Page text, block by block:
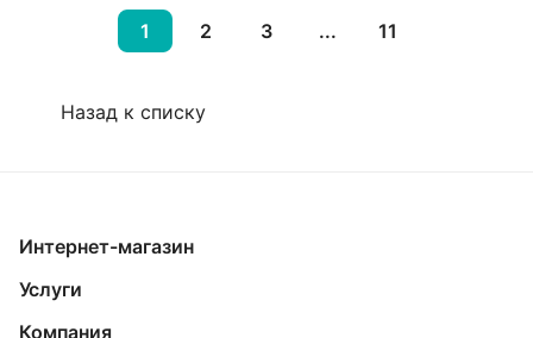
1 2 3 ... 11
Назад к списку
Интернет-магазин
Услуги
Компания